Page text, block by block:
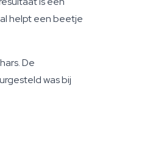
helpt een beetje
De
was bij